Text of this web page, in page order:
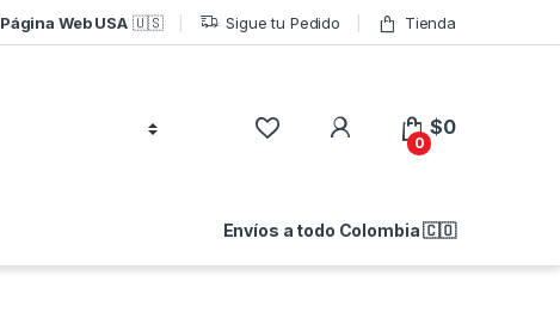
Página Web USA🇺🇸 Sigue tu Pedido Tienda
0
$0
Envíos a todo Colombia 🇨🇴